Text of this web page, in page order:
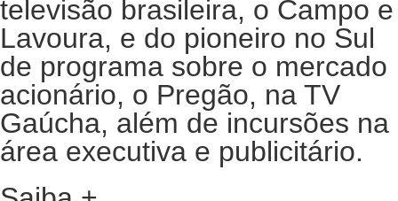
televisão brasileira, o Campo e
Lavoura, e do pioneiro no Sul
de programa sobre o mercado
acionário, o Pregão, na TV
Gaúcha, além de incursões na
área executiva e publicitário.